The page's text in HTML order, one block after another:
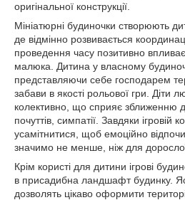
оригінальної конструкції.
Мініатюрні будиночки створюють
де відмінно розвивається
проведення часу позитивно
малюка. Дитина у власному
представляючи себе господарем
забави в якості рольової гри. Діти
колективно, що сприяє зближенню
почуттів, симпатії. Завдяки ігровій
усамітнитися, щоб емоційно
значимо не менше, ніж для
Крім користі для дитини ігрові
в присадибна ландшафт будинку.
дозволять цікаво оформити